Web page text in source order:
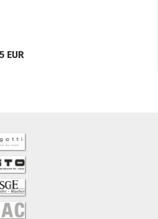
EUR